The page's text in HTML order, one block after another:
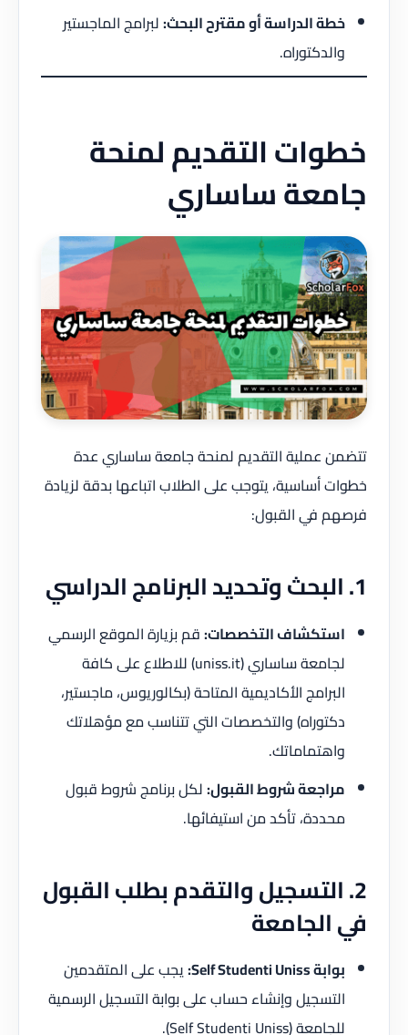
خطة الدراسة أو مقترح البحث:لبرامج الماجستير
والدكتوراه.
خطوات التقديم لمنحة
جامعة ساساري
تتضمن عملية التقديم لمنحة جامعة ساساري عدة
خطوات أساسية، يتوجب على الطلاب اتباعها بدقة لزيادة
فرصهم في القبول:
1. البحث وتحديد البرنامج الدراسي
استكشاف التخصصات:قم بزيارة الموقع الرسمي
لجامعة ساساري (uniss.it) للاطلاع على كافة
البرامج الأكاديمية المتاحة (بكالوريوس، ماجستير،
دكتوراه) والتخصصات التي تتناسب مع مؤهلاتك
واهتماماتك.
مراجعة شروط القبول:لكل برنامج شروط قبول
محددة، تأكد من استيفائها.
2. التسجيل والتقدم بطلب القبول
في الجامعة
بوابة Self Studenti Uniss:
يجب على المتقدمين
التسجيل وإنشاء حساب على بوابة التسجيل الرسمية
للجامعة (Self Studenti Uniss).